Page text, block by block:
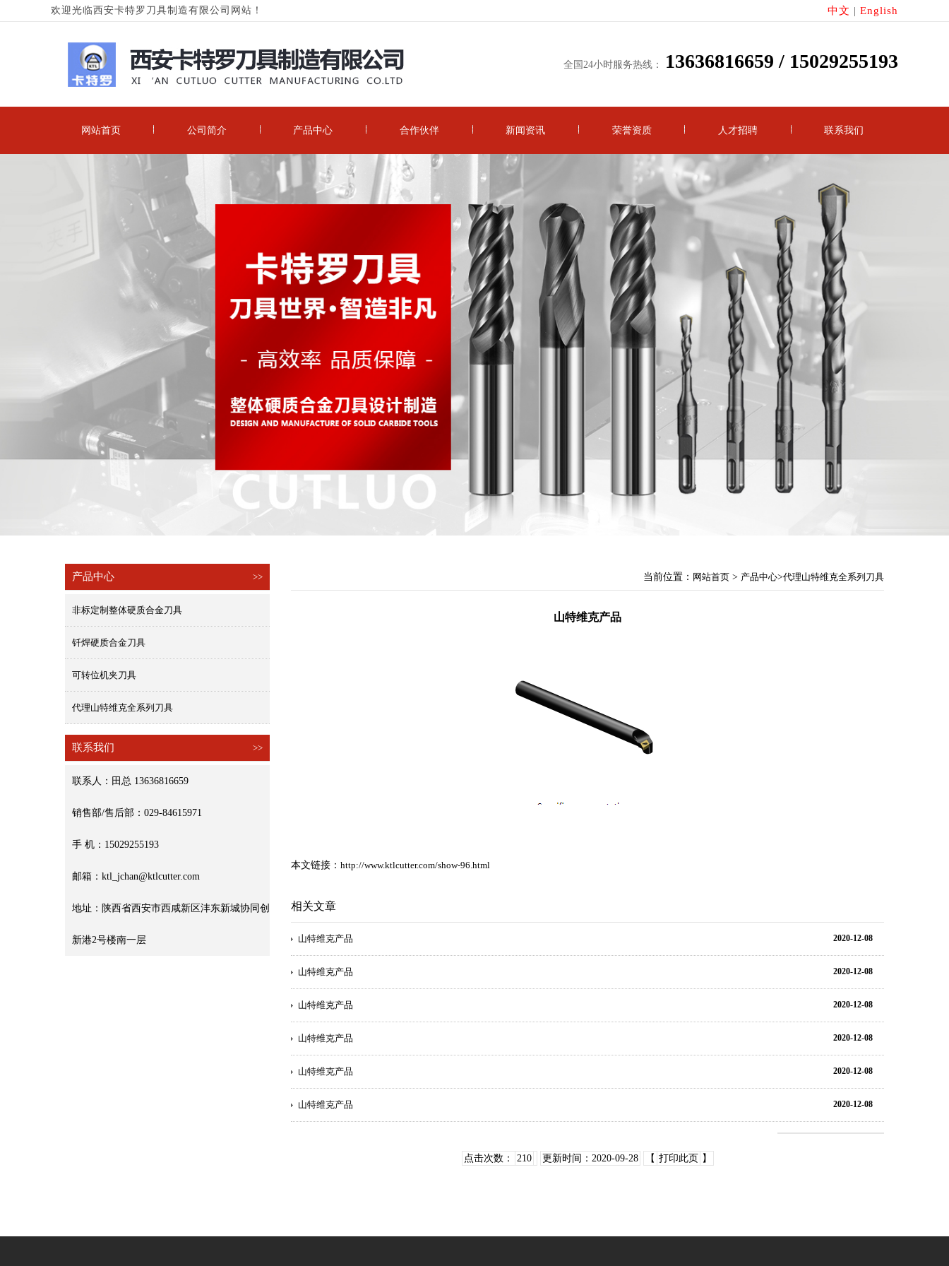
欢迎光临西安卡特罗刀具制造有限公司网站！ 中文 English
全国24小时服务热线： 13636816659 / 15029255193
网站首页 公司简介 产品中心 合作伙伴 新闻资讯 荣誉资质 人才招聘 联系我们
产品中心 >>
非标定制整体硬质合金刀具
钎焊硬质合金刀具
可转位机夹刀具
代理山特维克全系列刀具
联系我们 >>
联系人：田总 13636816659
销售部/售后部：029-84615971
手 机：15029255193
邮箱：ktl_jchan@ktlcutter.com
地址：陕西省西安市西咸新区沣东新城协同创
新港2号楼南一层
当前位置： 网站首页 > 产品中心>代理山特维克全系列刀具
山特维克产品
本文链接： http://www.ktlcutter.com/show-96.html
相关文章
2020-12-08
山特维克产品
2020-12-08
山特维克产品
2020-12-08
山特维克产品
2020-12-08
山特维克产品
2020-12-08
山特维克产品
2020-12-08
山特维克产品
点击次数： 210 更新时间：2020-09-28 【 打印此页 】